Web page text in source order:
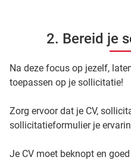
2. Bereid je
Na deze focus op jezelf,
toepassen op je sollicitatie!
Zorg ervoor dat je CV,
sollicitatieformulier je
Je CV moet beknopt en